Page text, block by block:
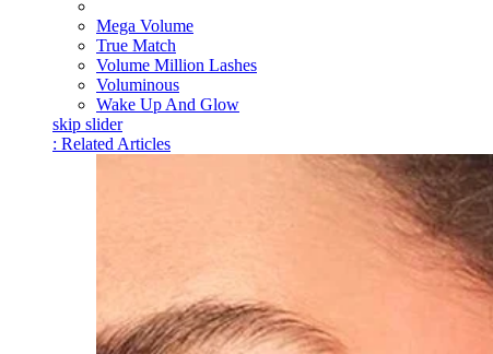
Mega Volume
True Match
Volume Million Lashes
Voluminous
Wake Up And Glow
skip slider
: Related Articles